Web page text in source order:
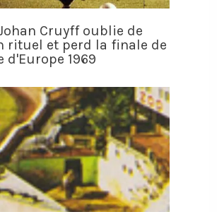
Cruyff oublie de
rituel et perd la finale de
d'Europe 1969